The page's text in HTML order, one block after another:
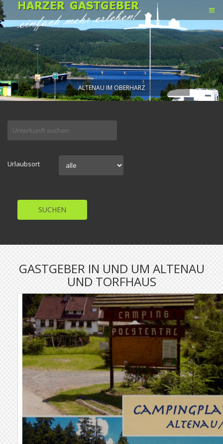
ALTENAU IM OBERHARZ
Urlaubsort
GASTGEBER IN UND UM ALTENAU
UND TORFHAUS